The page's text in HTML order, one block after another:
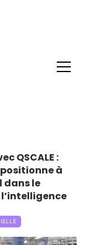
QSCALE :
à
dans le